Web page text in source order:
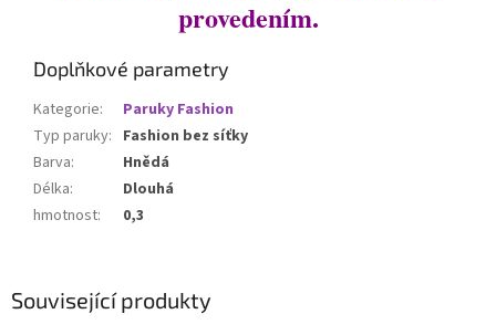
Související produkty
provedením.
Doplňkové parametry
Kategorie:
Paruky Fashion
Typ paruky: Fashion bez síťky
Barva:
Hnědá
Délka:
Dlouhá
hmotnost: 0,3